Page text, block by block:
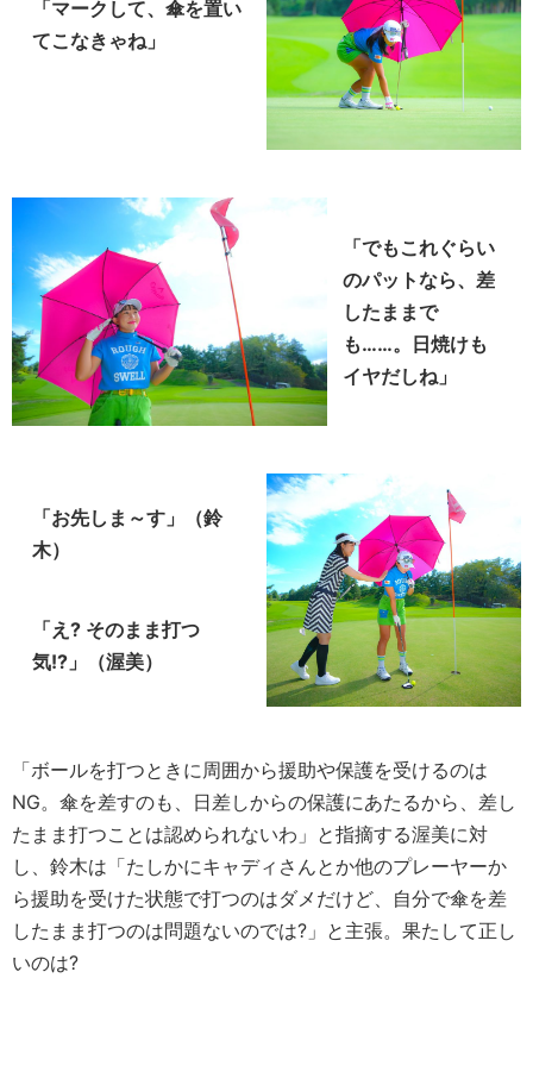
「マークして、傘を置い
てこなきゃね」
「でもこれぐらい
のパットなら、差
したままで
も……。日焼けも
イヤだしね」
「お先しま～す」（鈴
木）
「え? そのまま打つ
気!?」（渥美）
「ボールを打つときに周囲から援助や保護を受けるのは
NG。傘を差すのも、日差しからの保護にあたるから、差し
たまま打つことは認められないわ」と指摘する渥美に対
し、鈴木は「たしかにキャディさんとか他のプレーヤーか
ら援助を受けた状態で打つのはダメだけど、自分で傘を差
したまま打つのは問題ないのでは?」と主張。果たして正し
いのは?